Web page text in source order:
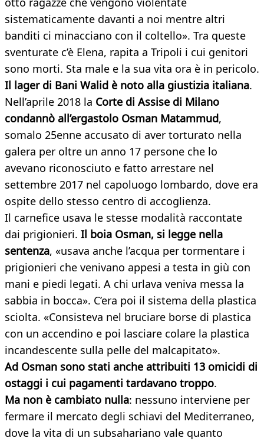
sistematicamente davanti a noi mentre altri
banditi ci minacciano con il coltello». Tra queste
sventurate c’è Elena, rapita a Tripoli i cui genitori
sono morti. Sta male e la sua vita ora è in pericolo.
Il lager di Bani Walid è noto alla giustizia italiana.
Nell’aprile 2018 la Corte di Assise di Milano
condannò all’ergastolo Osman Matammud,
somalo 25enne accusato di aver torturato nella
galera per oltre un anno 17 persone che lo
avevano riconosciuto e fatto arrestare nel
settembre 2017 nel capoluogo lombardo, dove era
ospite dello stesso centro di accoglienza.
Il carnefice usava le stesse modalità raccontate
dai prigionieri. Il boia Osman, si legge nella
sentenza, «usava anche l’acqua per tormentare i
prigionieri che venivano appesi a testa in giù con
mani e piedi legati. A chi urlava veniva messa la
sabbia in bocca». C’era poi il sistema della plastica
sciolta. «Consisteva nel bruciare borse di plastica
con un accendino e poi lasciare colare la plastica
incandescente sulla pelle del malcapitato».
Ad Osman sono stati anche attribuiti 13 omicidi di
ostaggi i cui pagamenti tardavano troppo.
Ma non è cambiato nulla: nessuno interviene per
fermare il mercato degli schiavi del Mediterraneo,
dove la vita di un subsahariano vale quanto